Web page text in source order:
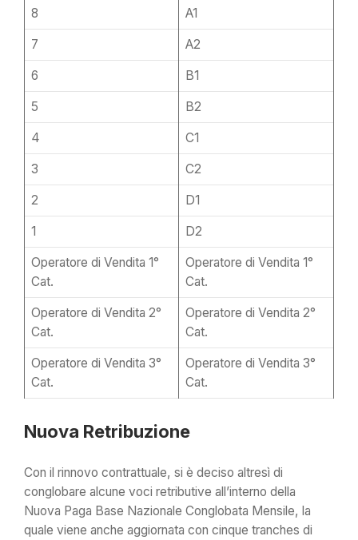
8 A1
7 A2
6 B1
5 B2
4 C1
3 C2
2 D1
1 D2
Operatore di Vendita 1°
Cat.
Operatore di Vendita 1°
Cat.
Operatore di Vendita 2°
Cat.
Operatore di Vendita 2°
Cat.
Operatore di Vendita 3°
Cat.
Operatore di Vendita 3°
Cat.
Nuova Retribuzione
Con il rinnovo contrattuale, si è deciso altresì di
conglobare alcune voci retributive all’interno della
Nuova Paga Base Nazionale Conglobata Mensile, la
quale viene anche aggiornata con cinque tranches di